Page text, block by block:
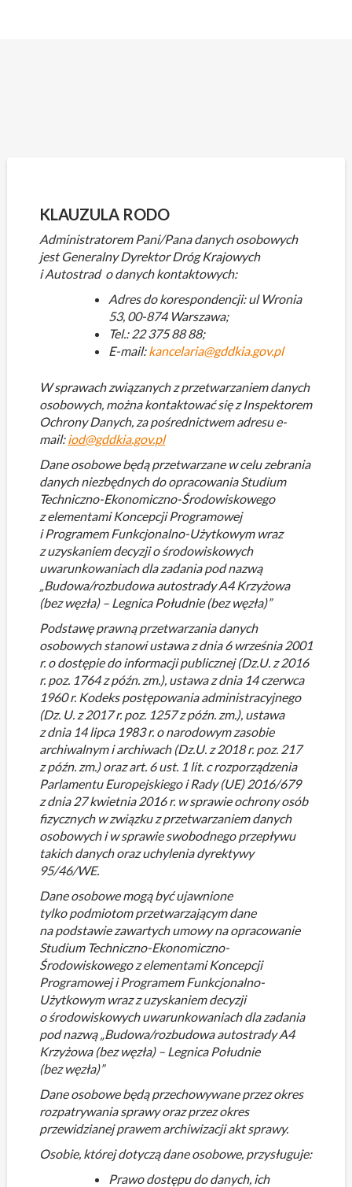
KLAUZULA RODO
Administratorem Pani/Pana danych osobowych
jest Generalny Dyrektor Dróg Krajowych
i Autostrad o danych kontaktowych:
Adres do korespondencji: ul Wronia
53, 00-874 Warszawa;
Tel.: 22 375 88 88;
E-mail:kancelaria@gddkia.gov.pl
W sprawach związanych z przetwarzaniem danych
osobowych, można kontaktować się z Inspektorem
Ochrony Danych, za pośrednictwem adresu e-
mail:iod@gddkia.gov.pl
Dane osobowe będą przetwarzane w celu zebrania
danych niezbędnych do opracowania Studium
Techniczno-Ekonomiczno-Środowiskowego
z elementami Koncepcji Programowej
i Programem Funkcjonalno-Użytkowym wraz
z uzyskaniem decyzji o środowiskowych
uwarunkowaniach dla zadania pod nazwą
„Budowa/rozbudowa autostrady A4 Krzyżowa
(bez węzła) – Legnica Południe (bez węzła)”
Podstawę prawną przetwarzania danych
osobowych stanowi ustawa z dnia 6 września 2001
r. o dostępie do informacji publicznej (Dz.U. z 2016
r. poz. 1764 z późn. zm.), ustawa z dnia 14 czerwca
1960 r. Kodeks postępowania administracyjnego
(Dz. U. z 2017 r. poz. 1257 z późn. zm.), ustawa
z dnia 14 lipca 1983 r. o narodowym zasobie
archiwalnym i archiwach (Dz.U. z 2018 r. poz. 217
z późn. zm.) oraz art. 6 ust. 1 lit. c rozporządzenia
Parlamentu Europejskiego i Rady (UE) 2016/679
z dnia 27 kwietnia 2016 r. w sprawie ochrony osób
fizycznych w związku z przetwarzaniem danych
osobowych i w sprawie swobodnego przepływu
takich danych oraz uchylenia dyrektywy
95/46/WE.
Dane osobowe mogą być ujawnione
tylko podmiotom przetwarzającym dane
na podstawie zawartych umowy na opracowanie
Studium Techniczno-Ekonomiczno-
Środowiskowego z elementami Koncepcji
Programowej i Programem Funkcjonalno-
Użytkowym wraz z uzyskaniem decyzji
o środowiskowych uwarunkowaniach dla zadania
pod nazwą „Budowa/rozbudowa autostrady A4
Krzyżowa (bez węzła) – Legnica Południe
(bez węzła)”
Dane osobowe będą przechowywane przez okres
rozpatrywania sprawy oraz przez okres
przewidzianej prawem archiwizacji akt sprawy.
Osobie, której dotyczą dane osobowe, przysługuje:
Prawo dostępu do danych, ich